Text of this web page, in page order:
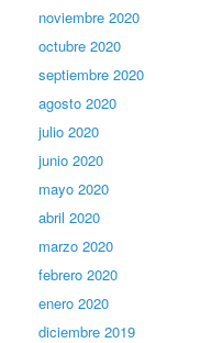
noviembre 2020
octubre 2020
septiembre 2020
agosto 2020
julio 2020
junio 2020
mayo 2020
abril 2020
marzo 2020
febrero 2020
enero 2020
diciembre 2019